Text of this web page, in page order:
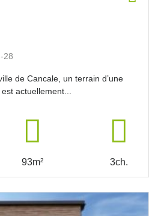
28
de Cancale, un terrain d’une
actuellement...
93m² 3ch.